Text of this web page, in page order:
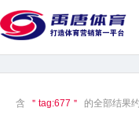
含 ＂tag:677＂ 的全部结果约